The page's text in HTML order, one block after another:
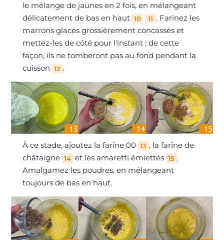
le mélange de jaunes en 2 fois, en mélangeant
délicatement de bas en haut 10 11 . Farinez les
marrons glacés grossièrement concassés et
mettez-les de côté pour l'instant ; de cette
façon, ils ne tomberont pas au fond pendant la
cuisson 12 .
À ce stade, ajoutez la farine 00 13 , la farine de
châtaigne 14 et les amaretti émiettés 15 .
Amalgamez les poudres, en mélangeant
toujours de bas en haut.